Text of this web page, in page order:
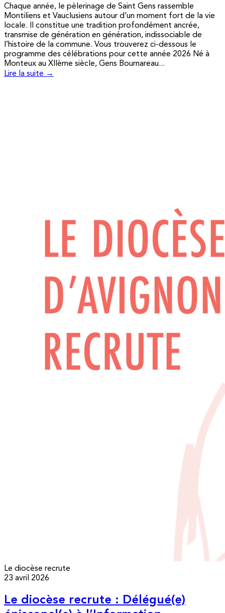
Chaque année, le pèlerinage de Saint Gens rassemble
Montiliens et Vauclusiens autour d’un moment fort de la vie
locale. Il constitue une tradition profondément ancrée,
transmise de génération en génération, indissociable de
l’histoire de la commune. Vous trouverez ci-dessous le
programme des célébrations pour cette année 2026 Né à
Monteux au XIIème siècle, Gens Bournareau...
Lire la suite →
Le diocèse recrute
23 avril 2026
Le diocèse recrute : Délégué(e)